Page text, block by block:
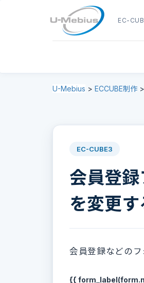
EC-
U-Mebius > ECCUBE制作 >
EC-CUBE3
会員登
を変更す
会員登録などの
{{